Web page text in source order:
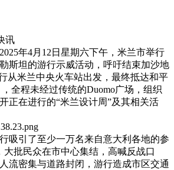
讯
年4月12日星期六下午，米兰市举行
斯坦的游行示威活动，呼吁结束加沙地
从米兰中央火车站出发，最终抵达和平
，全程未经过传统的Duomo广场，组织
正在进行的“米兰设计周”及其相关活
吸引了至少一万名来自意大利各地的参
大批民众在市中心集结，高喊反战口
流密集与道路封闭，游行造成市区交通